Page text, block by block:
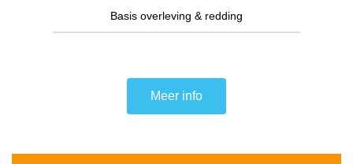
Basis overleving & redding
Meer info